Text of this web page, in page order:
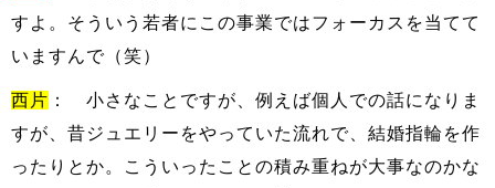
すよ。そういう若者にこの事業ではフォーカスを当てて
いますんで（笑）
西片 ： 小さなことですが、例えば個人での話になりま
すが、昔ジュエリーをやっていた流れで、結婚指輪を作
ったりとか。こういったことの積み重ねが大事なのかな